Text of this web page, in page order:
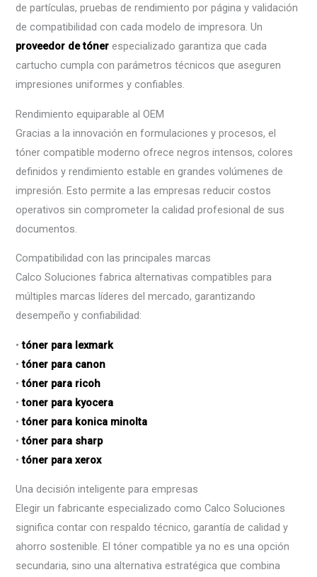
de partículas, pruebas de rendimiento por página y validación
de compatibilidad con cada modelo de impresora. Un
proveedor de tóner especializado garantiza que cada
cartucho cumpla con parámetros técnicos que aseguren
impresiones uniformes y confiables.
Rendimiento equiparable al OEM
Gracias a la innovación en formulaciones y procesos, el
tóner compatible moderno ofrece negros intensos, colores
definidos y rendimiento estable en grandes volúmenes de
impresión. Esto permite a las empresas reducir costos
operativos sin comprometer la calidad profesional de sus
documentos.
Compatibilidad con las principales marcas
Calco Soluciones fabrica alternativas compatibles para
múltiples marcas líderes del mercado, garantizando
desempeño y confiabilidad:
•tóner para lexmark
•tóner para canon
•tóner para ricoh
•toner para kyocera
•tóner para konica minolta
•tóner para sharp
•tóner para xerox
Una decisión inteligente para empresas
Elegir un fabricante especializado como Calco Soluciones
significa contar con respaldo técnico, garantía de calidad y
ahorro sostenible. El tóner compatible ya no es una opción
secundaria, sino una alternativa estratégica que combina